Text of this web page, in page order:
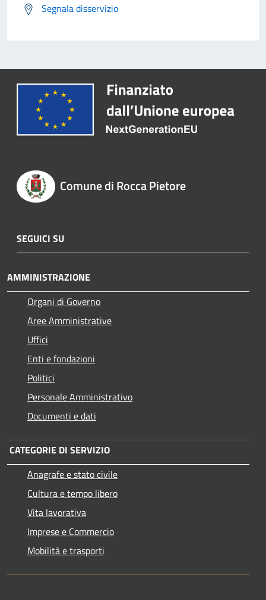
Segnala disservizio
Comune di Rocca Pietore
SEGUICI SU
AMMINISTRAZIONE
Organi di Governo
Aree Amministrative
Uffici
Enti e fondazioni
Politici
Personale Amministrativo
Documenti e dati
CATEGORIE DI SERVIZIO
Anagrafe e stato civile
Cultura e tempo libero
Vita lavorativa
Imprese e Commercio
Mobilità e trasporti